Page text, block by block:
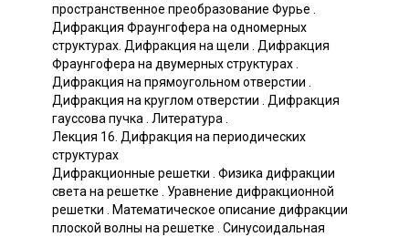
пространственное преобразование Фурье .
Дифракция Фраунгофера на одномерных
структурах. Дифракция на щели . Дифракция
Фраунгофера на двумерных структурах .
Дифракция на прямоугольном отверстии .
Дифракция на круглом отверстии . Дифракция
гауссова пучка . Литература .
Лекция 16. Дифракция на периодических
структурах
Дифракционные решетки . Физика дифракции
света на решетке . Уравнение дифракционной
решетки . Математическое описание дифракции
плоской волны на решетке . Синусоидальная